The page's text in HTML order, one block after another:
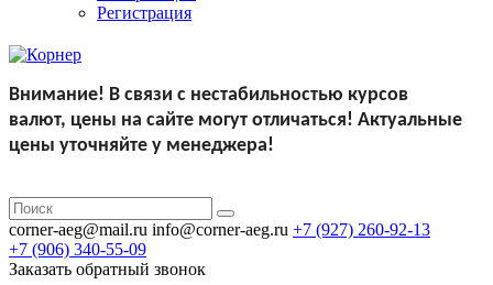
Регистрация
Внимание! В связи с нестабильностью курсов
валют, цены на сайте могут отличаться! Актуальные
цены уточняйте у менеджера!
corner-aeg@mail.ru info@corner-aeg.ru +7 (927) 260-92-13
+7 (906) 340-55-09
Заказать обратный звонок